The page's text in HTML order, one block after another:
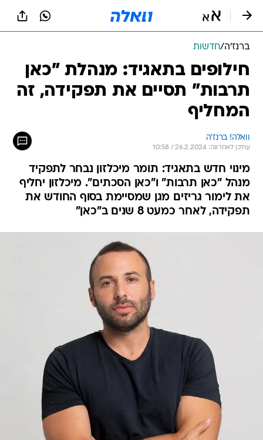
ברנז'ה/חדשות
חילופים בתאגיד: מנהלת "כאן
תרבות" תסיים את תפקידה, זה
המחליף
וואלה! ברנז'ה
עודכן לאחרונה: 26.2.2024 / 10:58
מינוי חדש בתאגיד: תומר מיכלזון נבחר לתפקיד
מנהל "כאן תרבות" ו"כאן הסכתים". מיכלזון יחליף
את לימור גריזים מגן שמסיימת בסוף החודש את
תפקידה, לאחר כמעט 8 שנים ב"כאן"